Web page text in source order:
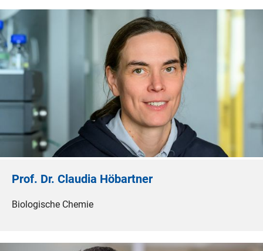
Prof. Dr. Claudia Höbartner
Biologische Chemie